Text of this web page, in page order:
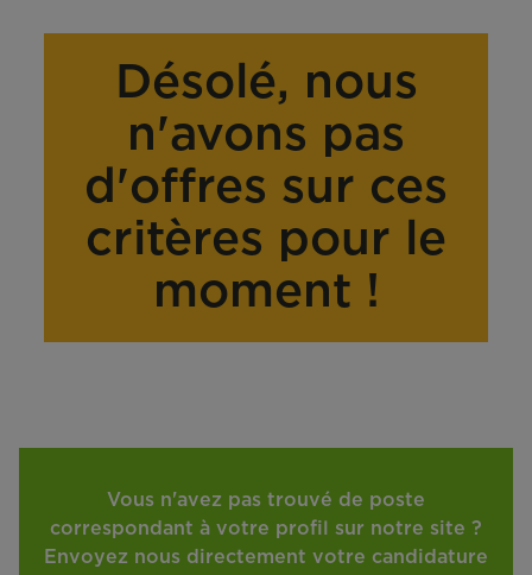
Désolé, nous
n'avons pas
d'offres sur ces
critères pour le
moment !
Vous n'avez pas trouvé de poste
correspondant à votre profil sur notre site ?
Envoyez nous directement votre candidature